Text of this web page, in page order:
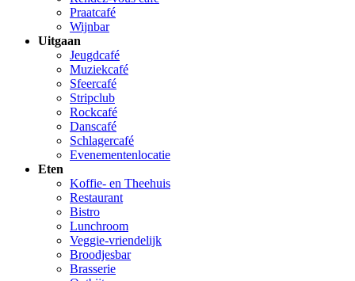
Praatcafé
Wijnbar
Uitgaan
Jeugdcafé
Muziekcafé
Sfeercafé
Stripclub
Rockcafé
Danscafé
Schlagercafé
Evenementenlocatie
Eten
Koffie- en Theehuis
Restaurant
Bistro
Lunchroom
Veggie-vriendelijk
Broodjesbar
Brasserie